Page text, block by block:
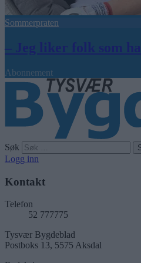
Sommerpraten
– Jeg liker folk som
Abonnement
Søk
Logg inn
Kontakt
Telefon
52 777775
Tysvær Bygdeblad
Postboks 13, 5575 Aksdal